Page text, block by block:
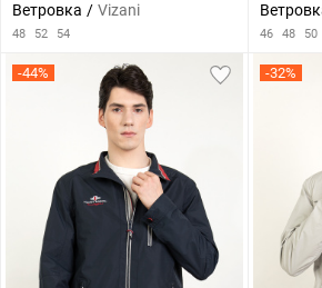
Ветровка Vizani
48 52 54 46 48 50
-44% -32%